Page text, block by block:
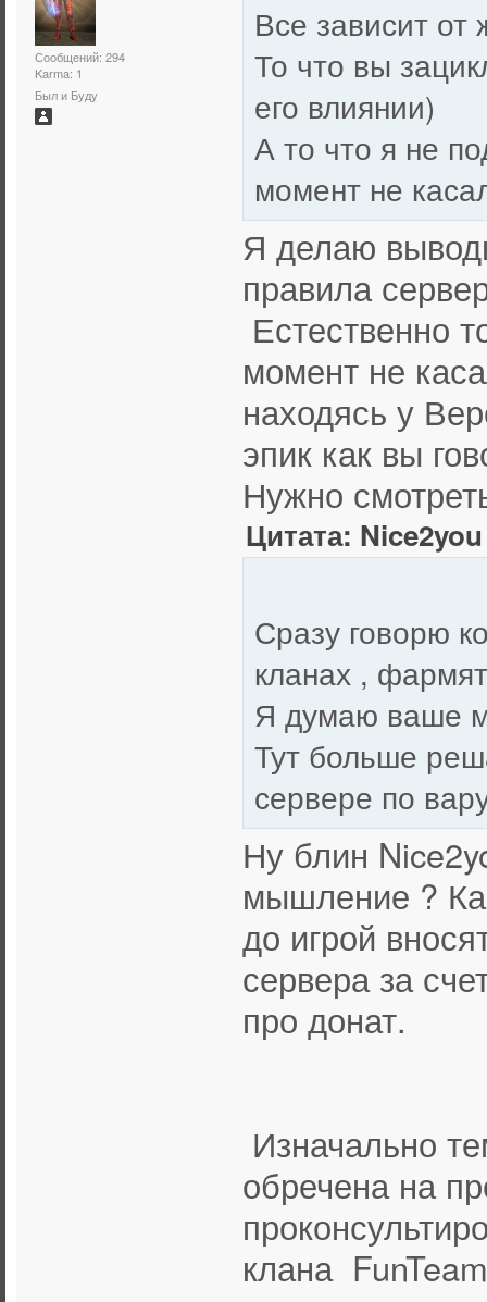
Сообщений: 294
Karma: 1
Был и Буду
Все зависит от
То что вы
его влиянии)
А то что я не
момент не
Я делаю
правила
Естественно
момент не
находясь у
эпик как вы
Нужно
Цитата:
Сразу говорю
кланах ,
Я думаю ваше
Тут больше
сервере по
Ну блин
мышление ?
до игрой
сервера за
про донат.
Изначально
обречена на
клана